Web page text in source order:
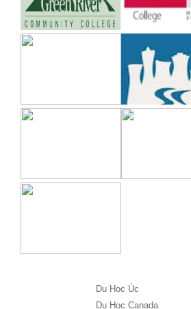
Du Học Úc
Du Học Canada